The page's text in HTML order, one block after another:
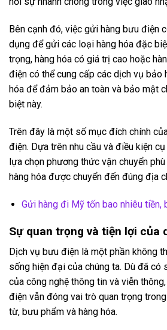
Bên cạnh đó, việc gửi hàng bưu điện
dụng để gửi các loại hàng hóa đặc
trọng, hàng hóa có giá trị cao hoặc
điện có thể cung cấp các dịch vụ bảo
hóa để đảm bảo an toàn và bảo mật
biệt này.
Trên đây là một số mục đích chính
điện. Dựa trên nhu cầu và điều kiện
lựa chọn phương thức vận chuyển
hàng hóa được chuyển đến đúng địa
Gửi hàng đi Mỹ tốn bao nhiêu tiền,
Sự quan trọng và tiện lợi của
Dịch vụ bưu điện là một phần không
sống hiện đại của chúng ta. Dù đã có
của công nghệ thông tin và viễn
điện vẫn đóng vai trò quan trọng
từ, bưu phẩm và hàng hóa.